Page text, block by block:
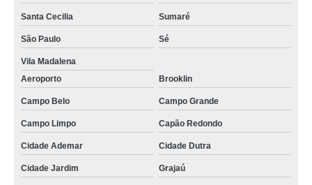
Santa Cecilia Sumaré
São Paulo Sé
Vila Madalena
Aeroporto
Brooklin
Campo Belo Campo Grande
Campo Limpo Capão Redondo
Cidade Ademar Cidade Dutra
Cidade Jardim Grajaú